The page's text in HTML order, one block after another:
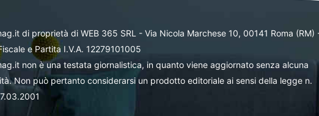
di proprietà di WEB 365 SRL - Via Nicola Marchese 10, 00141 Roma (RM)
e Partita I.V.A. 12279101005
non è una testata giornalistica, in quanto viene aggiornato senza alcuna
Non può pertanto considerarsi un prodotto editoriale ai sensi della legge n.